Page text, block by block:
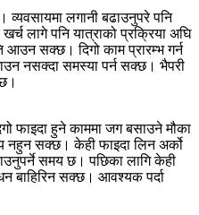
व्यवसायमा लगानी बढाउनुपरे पनि
लागे पनि यात्राको प्रक्रिया अघि
आउन सक्छ। दिगो काम प्रारम्भ गर्न
नसक्दा समस्या पर्न सक्छ। भैपरी
फाइदा हुने काममा जग बसाउने मौका
सक्छ। केही फाइदा लिन अर्को
समय छ। पछिका लागि केही
बाहिरिन सक्छ। आवश्यक पर्दा